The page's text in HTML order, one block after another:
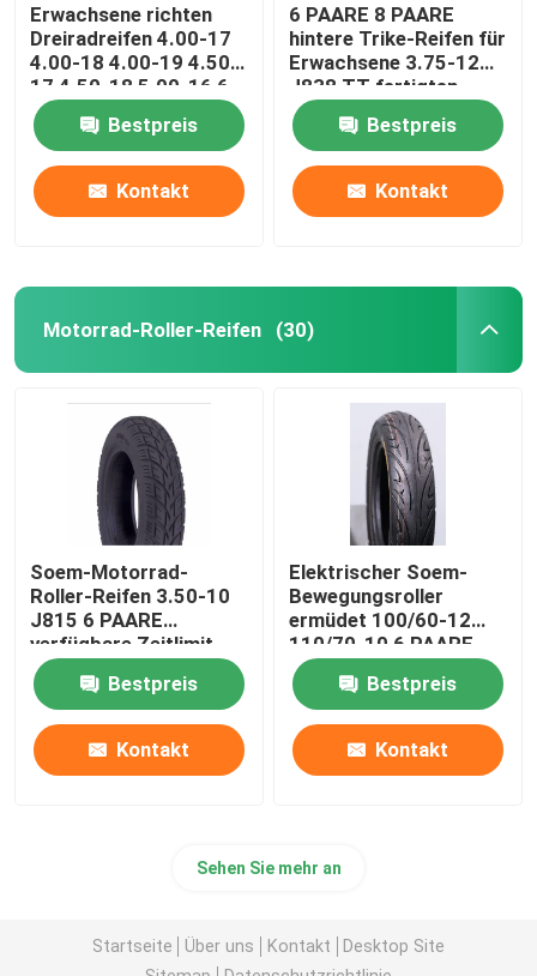
Erwachsene richten
Dreiradreifen 4.00-17
4.00-18 4.00-19 4.50-
17 4.50-18 5.00-16 6
PAARE 8 PAARE auf,
die TT EMARK
besonders anfertigte
Bestpreis
Kontakt
6 PAARE 8 PAARE
hintere Trike-Reifen für
Erwachsene 3.75-12
J838 TT fertigten
besonders an
Bestpreis
Kontakt
Motorrad-Roller-Reifen (30)
Soem-Motorrad-
Roller-Reifen 3.50-10
J815 6 PAARE
verfügbare Zeitlimit
schlauchlos
Bestpreis
Kontakt
Elektrischer Soem-
Bewegungsroller
ermüdet 100/60-12
110/70-10 6 PAARE,
die TT/TL langlebiges
Gut verdicken
Bestpreis
Kontakt
Sehen Sie mehr an
Startseite Über uns Kontakt
Desktop Site